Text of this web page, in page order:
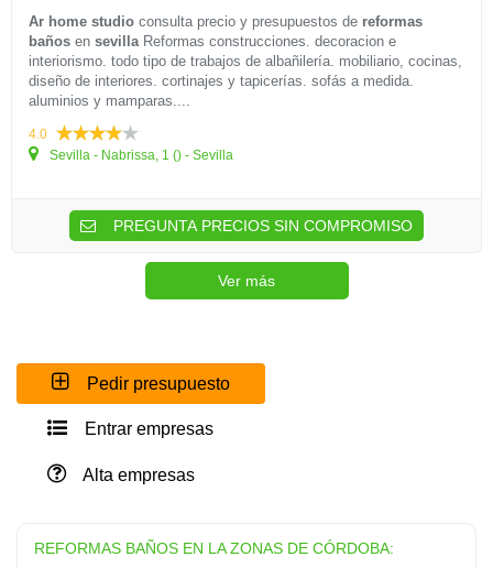
Ar home studio consulta precio y presupuestos de reformas
baños en sevillaReformas construcciones. decoracion e
interiorismo. todo tipo de trabajos de albañilería. mobiliario, cocinas,
diseño de interiores. cortinajes y tapicerías. sofás a medida.
aluminios y mamparas....
4.0
Sevilla - Nabrissa, 1 () - Sevilla
PREGUNTA PRECIOS SIN COMPROMISO
Ver más
Pedir presupuesto
Entrar empresas
Alta empresas
REFORMAS BAÑOS EN LA ZONAS DE CÓRDOBA: